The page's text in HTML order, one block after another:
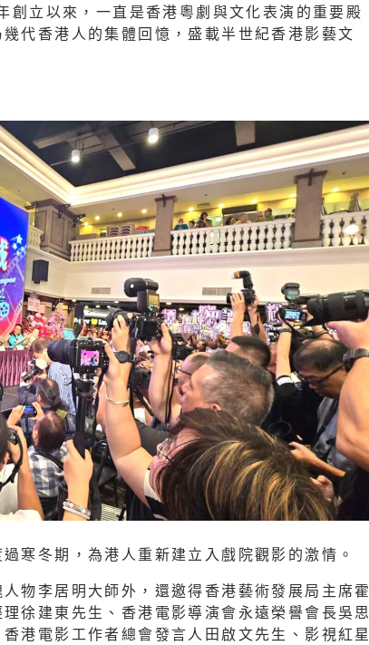
創立以來，一直是香港粵劇與文化表演的重要殿
代香港人的集體回憶，盛載半世紀香港影藝文
寒冬期，為港人重新建立入戲院觀影的激情。
物李居明大師外，還邀得香港藝術發展局主席霍
徐建東先生、香港電影導演會永遠榮譽會長吳思
港電影工作者總會發言人田啟文先生、影視紅星